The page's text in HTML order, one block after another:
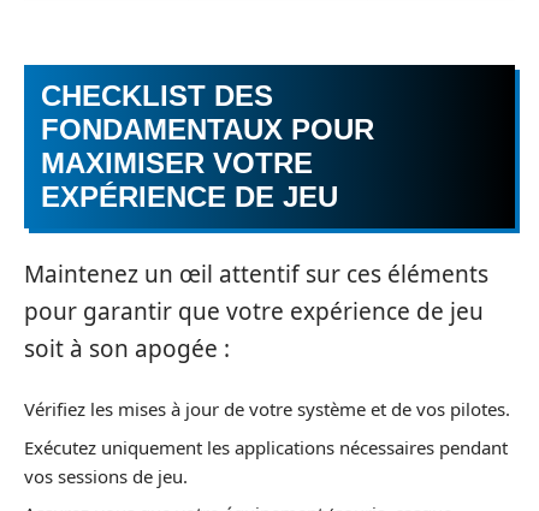
CHECKLIST DES
FONDAMENTAUX POUR
MAXIMISER VOTRE
EXPÉRIENCE DE JEU
Maintenez un œil attentif sur ces éléments
pour garantir que votre expérience de jeu
soit à son apogée :
Vérifiez les mises à jour de votre système et de vos pilotes.
Exécutez uniquement les applications nécessaires pendant
vos sessions de jeu.